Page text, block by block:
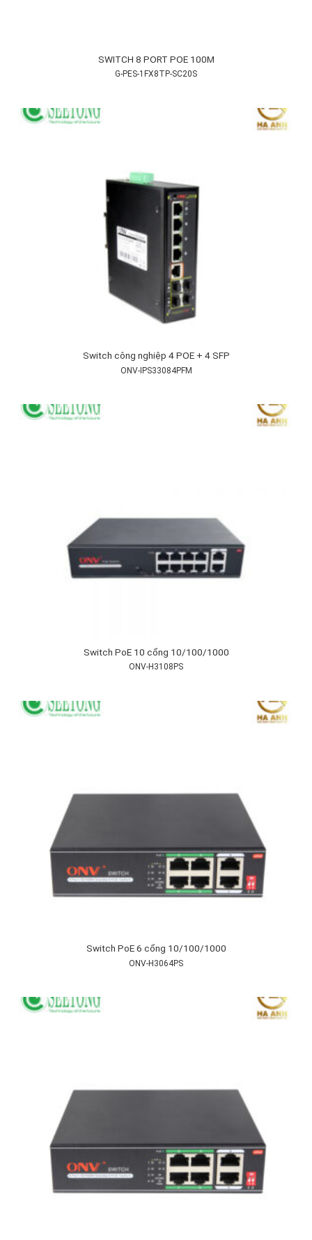
SWITCH 8 PORT POE 100M
G-PES-1FX8TP-SC20S
Switch công nghiệp 4 POE + 4 SFP
ONV-IPS33084PFM
Switch PoE 10 cổng 10/100/1000
ONV-H3108PS
Switch PoE 6 cổng 10/100/1000
ONV-H3064PS